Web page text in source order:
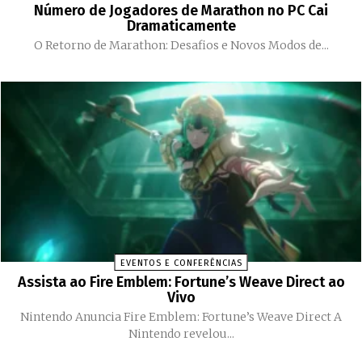
Número de Jogadores de Marathon no PC Cai
Dramaticamente
O Retorno de Marathon: Desafios e Novos Modos de...
EVENTOS E CONFERÊNCIAS
Assista ao Fire Emblem: Fortune’s Weave Direct ao
Vivo
Nintendo Anuncia Fire Emblem: Fortune’s Weave Direct A
Nintendo revelou...